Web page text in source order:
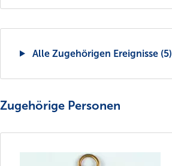
Alle Zugehörigen Ereignisse (5)
Zugehörige Personen